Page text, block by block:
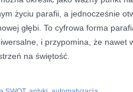
życiu parafii, a jednocześnie
głębi. To cyfrowa forma
i przypomina, że nawet
na świętość.